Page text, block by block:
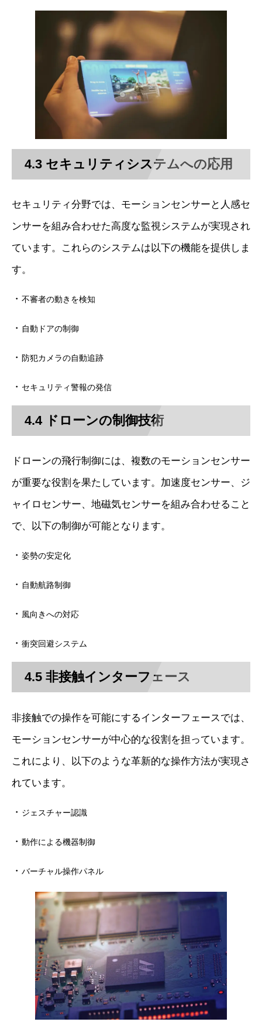
4.3 セキュリティシステムへの応用
セキュリティ分野では、モーションセンサーと人感セ
ンサーを組み合わせた高度な監視システムが実現され
ています。これらのシステムは以下の機能を提供しま
す。
・ 不審者の動きを検知
・ 自動ドアの制御
・ 防犯カメラの自動追跡
・ セキュリティ警報の発信
4.4 ドローンの制御技術
ドローンの飛行制御には、複数のモーションセンサー
が重要な役割を果たしています。加速度センサー、ジ
ャイロセンサー、地磁気センサーを組み合わせること
で、以下の制御が可能となります。
・ 姿勢の安定化
・ 自動航路制御
・ 風向きへの対応
・ 衝突回避システム
4.5 非接触インターフェース
非接触での操作を可能にするインターフェースでは、
モーションセンサーが中心的な役割を担っています。
これにより、以下のような革新的な操作方法が実現さ
れています。
・ ジェスチャー認識
・ 動作による機器制御
・ バーチャル操作パネル